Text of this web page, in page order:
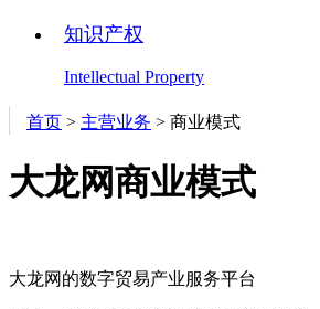
知识产权
Intellectual Property
首页 > 主营业务 > 商业模式
大龙网商业模式
大龙网的数字贸易产业服务平台